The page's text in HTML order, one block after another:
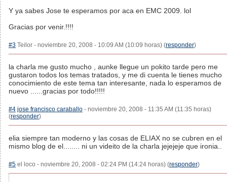
Y ya sabes Jose te esperamos por aca en EMC 2009. lol
Gracias por venir.!!!!
#3 Teilor - noviembre 20, 2008 - 10:09 AM (10:09 horas) (responder)
la charla me gusto mucho , aunke llegue un pokito tarde pero me
gustaron todos los temas tratados, y me di cuenta le tienes mucho
conocimiento de este tema tan interesante, nada lo esperamos de
nuevo ......gracias por todo!!!!!
#4 jose francisco caraballo - noviembre 20, 2008 - 11:35 AM (11:35 horas)
(responder)
elia siempre tan moderno y las cosas de ELIAX no se cubren en el
mismo blog de el........ ni un videito de la charla jejejeje que ironia..
#5 el loco - noviembre 20, 2008 - 02:24 PM (14:24 horas) (responder)